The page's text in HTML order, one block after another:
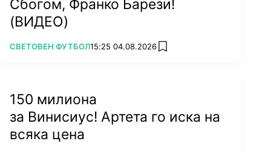
Сбогом, Франко Барези!
(ВИДЕО)
ПОВЕЧЕ ОТ
СВЕТОВЕН ФУТБОЛ15:25 04.08.2026 add favorites
150 милиона
за Винисиус! Артета го иска на
всяка цена